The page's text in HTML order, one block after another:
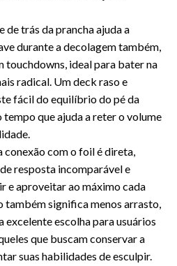
trás da prancha ajuda a
durante a decolagem também,
touchdowns, ideal para bater na
radical. Um deck raso e
fácil do equilíbrio do pé da
que ajuda a reter o volume
conexão com o foil é direta,
resposta incomparável e
e aproveitar ao máximo cada
também significa menos arrasto,
excelente escolha para usuários
que buscam conservar a
suas habilidades de esculpir.